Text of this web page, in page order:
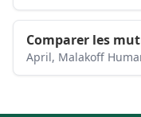
Comparer les
April, Malakoff